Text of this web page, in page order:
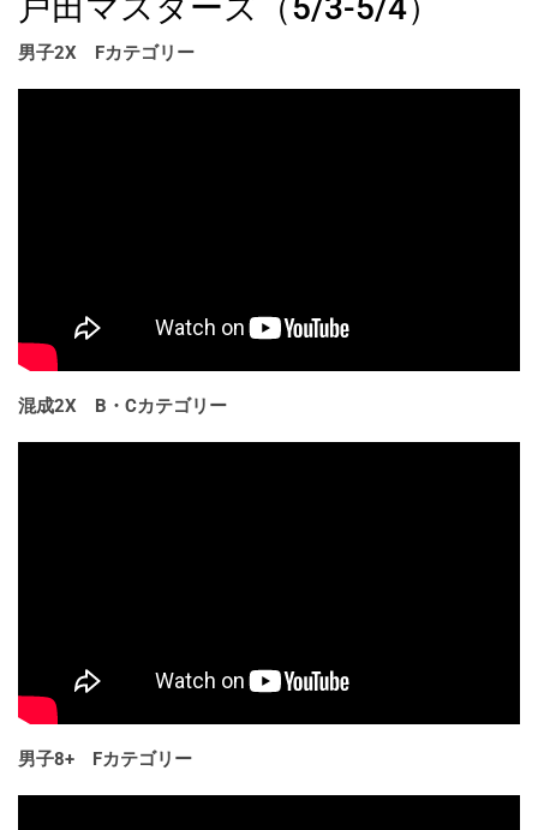
男子2X Fカテゴリー
混成2X B・Cカテゴリー
男子8+ Fカテゴリー